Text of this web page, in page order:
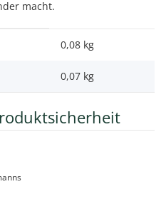
macht.
0,08 kg
0,07 kg